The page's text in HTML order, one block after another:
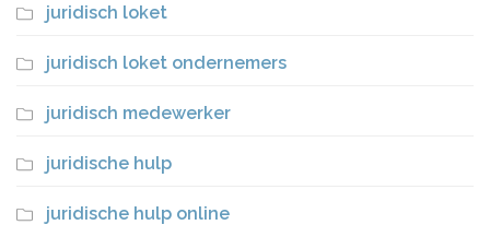
juridisch loket
juridisch loket ondernemers
juridisch medewerker
juridische hulp
juridische hulp online